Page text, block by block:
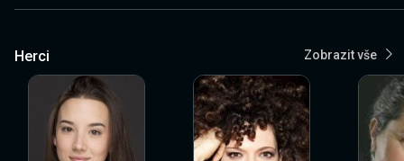
Herci Zobrazit vše